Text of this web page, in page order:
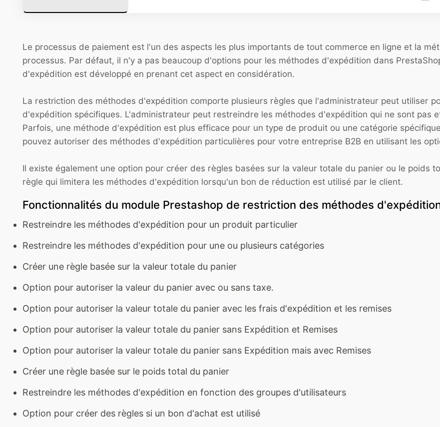
Le processus de paiement est l'un des aspects les plus importants de tout commerce en ligne et la
processus. Par défaut, il n'y a pas beaucoup d'options pour les méthodes d'expédition dans
d'expédition est développé en prenant cet aspect en considération.
La restriction des méthodes d'expédition comporte plusieurs règles que l'administrateur peut utiliser
d'expédition spécifiques. L'administrateur peut restreindre les méthodes d'expédition qui ne sont pas
Parfois, une méthode d'expédition est plus efficace pour un type de produit ou une catégorie
pouvez autoriser des méthodes d'expédition particulières pour votre entreprise B2B en utilisant les
Il existe également une option pour créer des règles basées sur la valeur totale du panier ou le poids
règle qui limitera les méthodes d'expédition lorsqu'un bon de réduction est utilisé par le client.
Fonctionnalités du module Prestashop de restriction des méthodes
Restreindre les méthodes d'expédition pour un produit particulier
Restreindre les méthodes d'expédition pour une ou plusieurs catégories
Créer une règle basée sur la valeur totale du panier
Option pour autoriser la valeur du panier avec ou sans taxe.
Option pour autoriser la valeur totale du panier avec les frais d'expédition et les remises
Option pour autoriser la valeur totale du panier sans Expédition et Remises
Option pour autoriser la valeur totale du panier sans Expédition mais avec Remises
Créer une règle basée sur le poids total du panier
Restreindre les méthodes d'expédition en fonction des groupes d'utilisateurs
Option pour créer des règles si un bon d'achat est utilisé